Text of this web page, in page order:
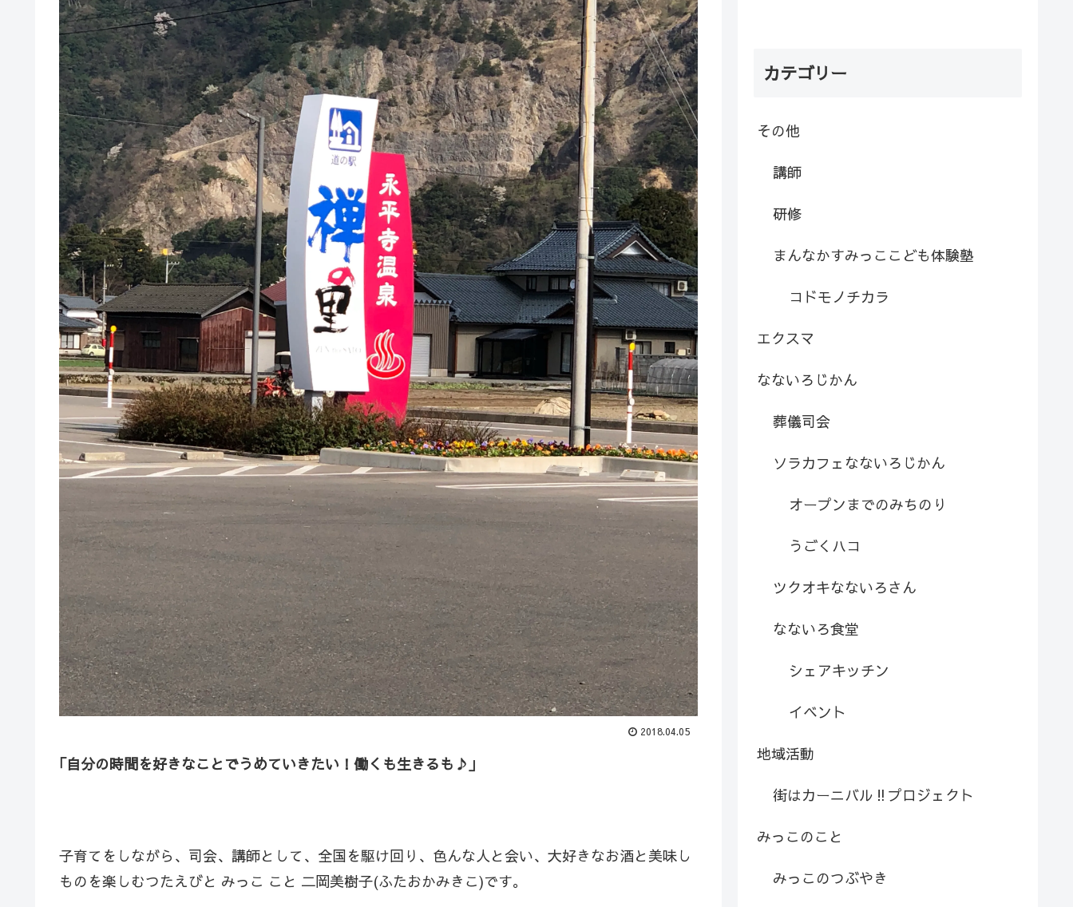
2018.04.05
｢自分の時間を好きなことでうめていきたい！働くも生きるも♪｣
子育てをしながら、司会、講師として、全国を駆け回り、色んな人と会い、大好きなお酒と美味し
ものを楽しむつたえびと みっこ こと 二岡美樹子(ふたおかみきこ)です。
カテゴリー
その他
講師
研修
まんなかすみっここども体験塾
コドモノチカラ
エクスマ
なないろじかん
葬儀司会
ソラカフェなないろじかん
オープンまでのみちのり
うごくハコ
ツクオキなないろさん
なないろ食堂
シェアキッチン
イベント
地域活動
街はカーニバル‼︎プロジェクト
みっこのこと
みっこのつぶやき